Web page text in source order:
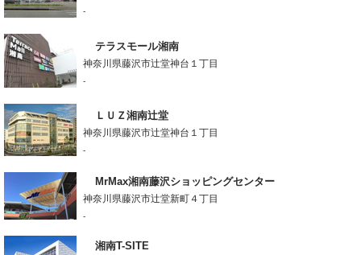
-
テラスモール湘南
神奈川県藤沢市辻堂神台１丁目
-
ＬＵＺ湘南辻堂
神奈川県藤沢市辻堂神台１丁目
-
MrMax湘南藤沢ショッピングセンター
神奈川県藤沢市辻堂新町４丁目
-
湘南T-SITE